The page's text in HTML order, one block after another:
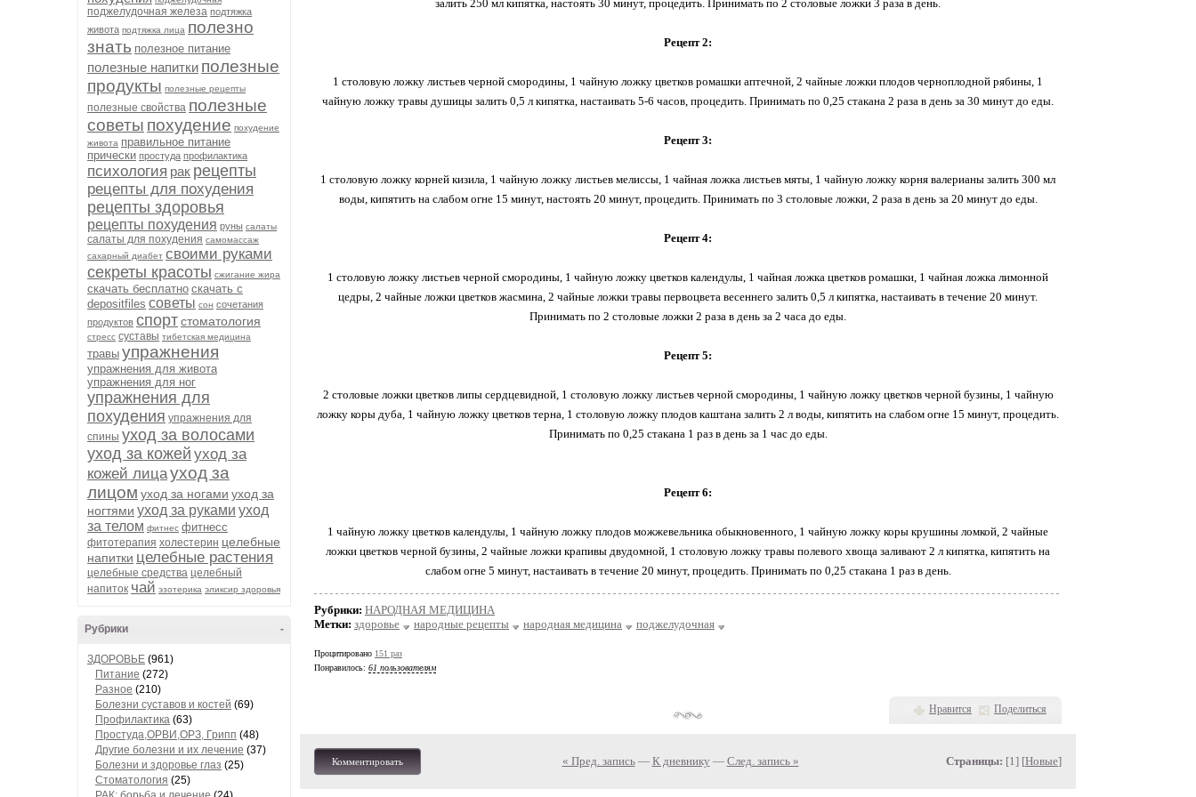
поджелудочная железа подтяжка
живота подтяжка лица полезно
знать полезное питание
полезные напитки полезные
продукты полезные рецепты
полезные свойства полезные
советы похудение похудение
живота правильное питание
прически простуда профилактика
психология рак рецепты
рецепты для похудения
рецепты здоровья
рецепты похудения руны салаты
салаты для похудения самомассаж
сахарный диабет своими руками
секреты красоты сжигание жира
скачать бесплатно скачать с
depositfiles советы сон сочетания
продуктов спортстоматология
стресс суставы тибетская медицина
травы упражнения
упражнения для живота
упражнения для ног
упражнения для
похудения упражнения для
спины уход за волосами
уход за кожей уход за
кожей лицауход за
лицом уход за ногами уход за
ногтями уход за руками уход
за телом фитнес фитнесс
фитотерапия холестерин целебные
напитки целебные растения
целебные средства целебный
напиток чай эзотерика эликсир здоровья
-
Рубрики
ЗДОРОВЬЕ (961)
Питание (272)
Разное (210)
Болезни суставов и костей (69)
Профилактика (63)
Простуда,ОРВИ,ОРЗ, Грипп (48)
Другие болезни и их лечение (37)
Болезни и здоровье глаз (25)
Стоматология (25)
залить 250 мл кипятка, настоять 30 минут, процедить. Принимать по 2 столовые ложки 3 раза в день.
Рецепт 2:
1 столовую ложку листьев черной смородины, 1 чайную ложку цветков ромашки аптечной, 2 чайные ложки плодов черноплодной рябины, 1
чайную ложку травы душицы залить 0,5 л кипятка, настаивать 5-6 часов, процедить. Принимать по 0,25 стакана 2 раза в день за 30 минут до еды.
Рецепт 3:
1 столовую ложку корней кизила, 1 чайную ложку листьев мелиссы, 1 чайная ложка листьев мяты, 1 чайную ложку корня валерианы залить 300 мл
воды, кипятить на слабом огне 15 минут, настоять 20 минут, процедить. Принимать по 3 столовые ложки, 2 раза в день за 20 минут до еды.
Рецепт 4:
1 столовую ложку листьев черной смородины, 1 чайную ложку цветков календулы, 1 чайная ложка цветков ромашки, 1 чайная ложка лимонной
цедры, 2 чайные ложки цветков жасмина, 2 чайные ложки травы первоцвета весеннего залить 0,5 л кипятка, настаивать в течение 20 минут.
Принимать по 2 столовые ложки 2 раза в день за 2 часа до еды.
Рецепт 5:
2 столовые ложки цветков липы сердцевидной, 1 столовую ложку листьев черной смородины, 1 чайную ложку цветков черной бузины, 1 чайную
ложку коры дуба, 1 чайную ложку цветков терна, 1 столовую ложку плодов каштана залить 2 л воды, кипятить на слабом огне 15 минут, процедить.
Принимать по 0,25 стакана 1 раз в день за 1 час до еды.
Рецепт 6:
1 чайную ложку цветков календулы, 1 чайную ложку плодов можжевельника обыкновенного, 1 чайную ложку коры крушины ломкой, 2 чайные
ложки цветков черной бузины, 2 чайные ложки крапивы двудомной, 1 столовую ложку травы полевого хвоща заливают 2 л кипятка, кипятить на
слабом огне 5 минут, настаивать в течение 20 минут, процедить. Принимать по 0,25 стакана 1 раз в день.
Рубрики: НАРОДНАЯ МЕДИЦИНА
Метки: здоровье народные рецепты народная медицина поджелудочная
Процитировано 151 раз
Понравилось: 61 пользователям
Нравится Поделиться
Комментировать « Пред. запись— К дневнику — След. запись » Страницы: [1] [Новые]